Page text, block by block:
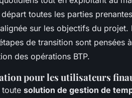
toutes les parties
sur les objectifs du projet.
de transition sont pensées
des opérations BTP.
pour les utilisateurs
toute solution de gestion de